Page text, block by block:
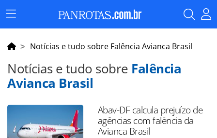
Menu
Principal
Notícias e tudo sobre Falência Avianca Brasil
Notícias e tudo sobre Falência
Avianca Brasil
Abav-DF calcula prejuízo de
agências com falência da
Avianca Brasil